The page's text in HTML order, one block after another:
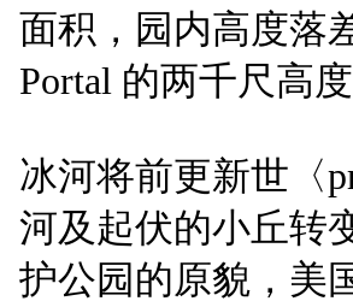
面积，园内高度落
Portal 的两千尺高
冰河将前更新世〈
河及起伏的小丘转
护公园的原貌，美